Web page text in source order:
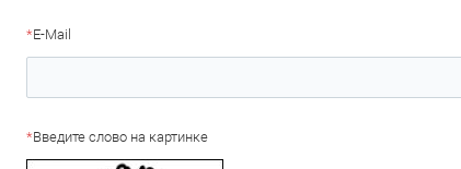
*E-Mail
*Введите слово на картинке